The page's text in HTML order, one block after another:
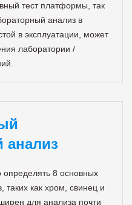
тест платформы, так
анализ в
в эксплуатации, может
лаборатории /
8 основных
как хром, свинец и
для анализа почти